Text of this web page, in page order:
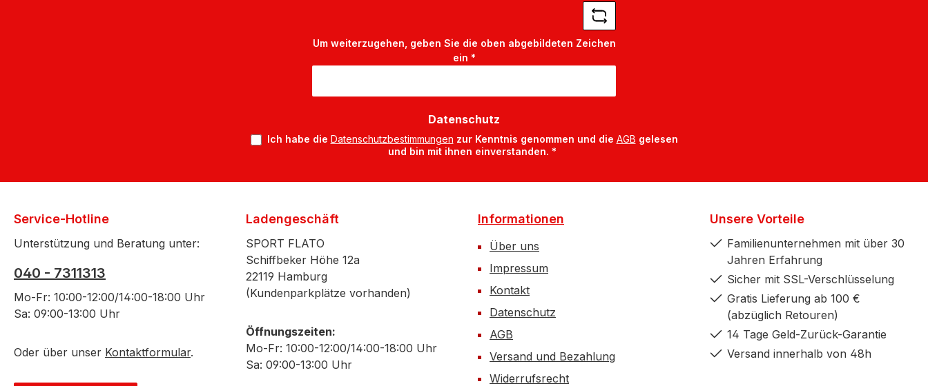
Um weiterzugehen, geben Sie die oben abgebildeten Zeichen
ein *
Datenschutz
Ich habe die Datenschutzbestimmungen zur Kenntnis genommen und die AGB gelesen
und bin mit ihnen einverstanden. *
Service-Hotline
Unterstützung und Beratung unter:
040 - 7311313
Mo-Fr: 10:00-12:00/14:00-18:00 Uhr
Sa: 09:00-13:00 Uhr
Oder über unser Kontaktformular.
Ladengeschäft
SPORT FLATO
Schiffbeker Höhe 12a
22119 Hamburg
(Kundenparkplätze vorhanden)
Öffnungszeiten:
Mo-Fr: 10:00-12:00/14:00-18:00 Uhr
Sa: 09:00-13:00 Uhr
Informationen
Über uns
Impressum
Kontakt
Datenschutz
AGB
Versand und Bezahlung
Widerrufsrecht
Unsere Vorteile
Familienunternehmen mit über 30
Jahren Erfahrung
Sicher mit SSL-Verschlüsselung
Gratis Lieferung ab 100 €
(abzüglich Retouren)
14 Tage Geld-Zurück-Garantie
Versand innerhalb von 48h